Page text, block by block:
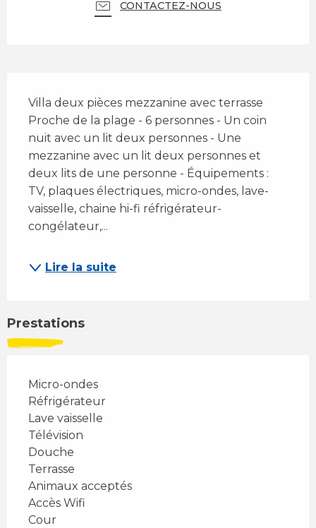
CONTACTEZ-NOUS
Villa deux pièces mezzanine avec terrasse
Proche de la plage - 6 personnes - Un coin
nuit avec un lit deux personnes - Une
mezzanine avec un lit deux personnes et
deux lits de une personne - Équipements :
TV, plaques électriques, micro-ondes, lave-
vaisselle, chaine hi-fi réfrigérateur-
congélateur,...
Lire la suite
Prestations
Micro-ondes
Réfrigérateur
Lave vaisselle
Télévision
Douche
Terrasse
Animaux acceptés
Accès Wifi
Cour